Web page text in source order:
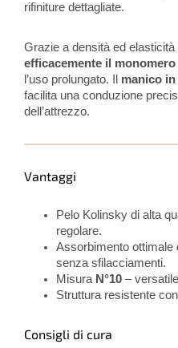
rifiniture dettagliate.
Grazie a densità ed elasticità
efficacemente il monomero
l’uso prolungato. Il manico
facilita una conduzione
dell’attrezzo.
Vantaggi
Pelo Kolinsky di alta
regolare.
Assorbimento ottimale
senza sfilacciamenti.
Misura N°10 –
Struttura resistente
Consigli di cura